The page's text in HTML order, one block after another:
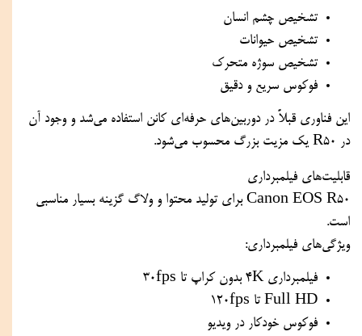
تشخیص چشم انسان
تشخیص حیوانات
تشخیص سوژه متحرک
فوکوس سریع و دقیق
این فناوری قبلاً در دوربین‌های حرفه‌ای کانن استفاده می‌شد و وجود آن
در R50 یک مزیت بزرگ محسوب می‌شود.
قابلیت‌های فیلمبرداری
Canon EOS R50 برای تولید محتوا و ولاگ گزینه بسیار مناسبی
است.
ویژگی‌های فیلمبرداری:
فیلمبرداری 4K بدون کراپ تا 30fps
Full HD تا 120fps
فوکوس خودکار در ویدیو